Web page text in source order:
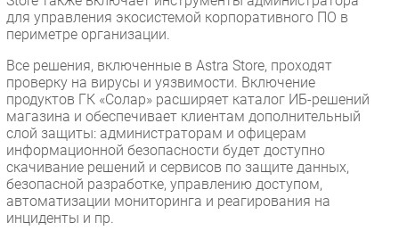
для управления экосистемой корпоративного ПО в
периметре организации.
Все решения, включенные в Astra Store, проходят
проверку на вирусы и уязвимости. Включение
продуктов ГК «Солар» расширяет каталог ИБ-решений
магазина и обеспечивает клиентам дополнительный
слой защиты: администраторам и офицерам
информационной безопасности будет доступно
скачивание решений и сервисов по защите данных,
безопасной разработке, управлению доступом,
автоматизации мониторинга и реагирования на
инциденты и пр.